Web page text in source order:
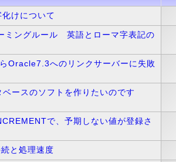
けについて
ングルール 英語とローマ字表記の
Oracle7.3へのリンクサーバーに失敗
ースのソフトを作りたいのです
で、予期しない値が登録さ
と処理速度